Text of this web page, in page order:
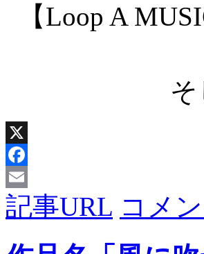
【Loop A
X
Facebook
Email
記事URL コメ